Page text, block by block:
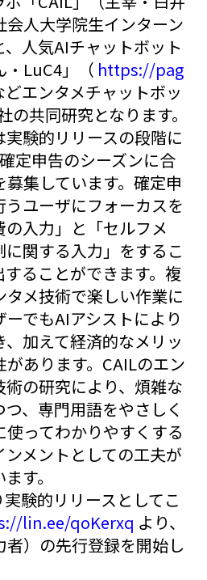
人大学院生インターン
人気AIチャットボット
・LuC4」（ https://pag
どエンタメチャットボッ
の共同研究となります。
験的リリースの段階に
定申告のシーズンに合
集しています。確定申
ユーザにフォーカスを
入力」と「セルフメ
関する入力」をするこ
することができます。複
メ技術で楽しい作業に
でもAIアシストにより
加えて経済的なメリッ
があります。CAILのエン
の研究により、煩雑な
、専門用語をやさしく
ってわかりやすくする
メントとしての工夫が
す。
験的リリースとしてこ
lin.ee/qoKerxq より、
者）の先行登録を開始し